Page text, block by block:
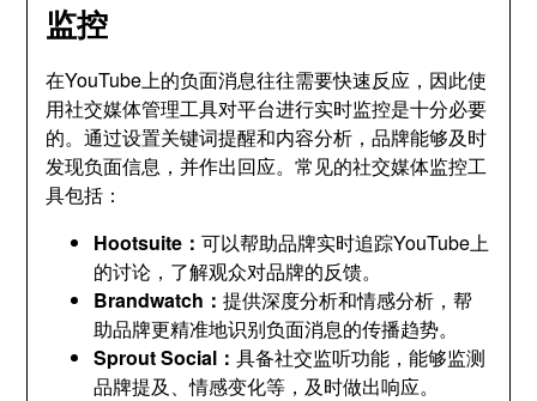
监控
在YouTube上的负面消息往往需要快速反应，因此使
用社交媒体管理工具对平台进行实时监控是十分必要
的。通过设置关键词提醒和内容分析，品牌能够及时
发现负面信息，并作出回应。常见的社交媒体监控工
具包括：
Hootsuite：可以帮助品牌实时追踪YouTube上
的讨论，了解观众对品牌的反馈。
Brandwatch：提供深度分析和情感分析，帮
助品牌更精准地识别负面消息的传播趋势。
Sprout Social：具备社交监听功能，能够监测
品牌提及、情感变化等，及时做出响应。